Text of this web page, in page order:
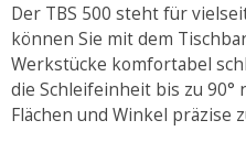
Der TBS 500 steht für
können Sie mit dem
Werkstücke komfortabel
die Schleifeinheit bis zu 90°
Flächen und Winkel präzise